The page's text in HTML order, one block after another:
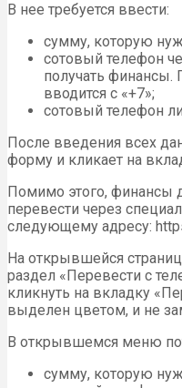
В нее требуется ввести:
сумму, которую
сотовый телефон
получать финансы.
вводится с «+7»;
сотовый телефон
После введения всех
форму и кликает на
Помимо этого, финансы
перевести через
следующему адресу:
На открывшейся
раздел «Перевести с
кликнуть на вкладку
выделен цветом, и не
В открывшемся меню
сумму, которую